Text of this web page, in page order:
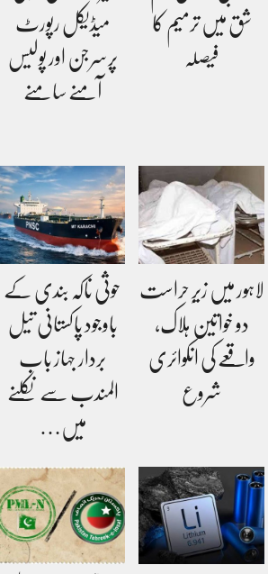
شق میں ترمیم کا
فیصلہ
میڈیکل رپورٹ
پرسرجن اور پولیس
آمنے سامنے
لاہور میں زیرِ حراست
دو خواتین ہلاک،
واقعے کی انکوائری
شروع
حوثی ناکہ بندی کے
باوجود پاکستانی تیل
بردار جہاز باب
المندب سے نکلنے
میں…